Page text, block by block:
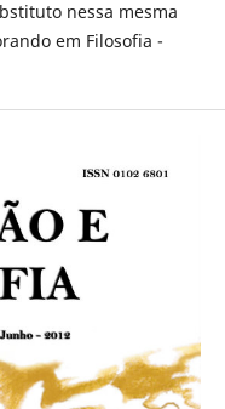
nessa mesma
em Filosofia -